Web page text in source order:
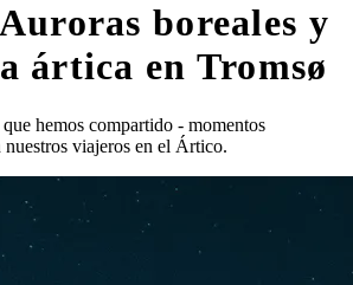
boreales y
ártica en Tromsø
hemos compartido - momentos
nuestros viajeros en el Ártico.